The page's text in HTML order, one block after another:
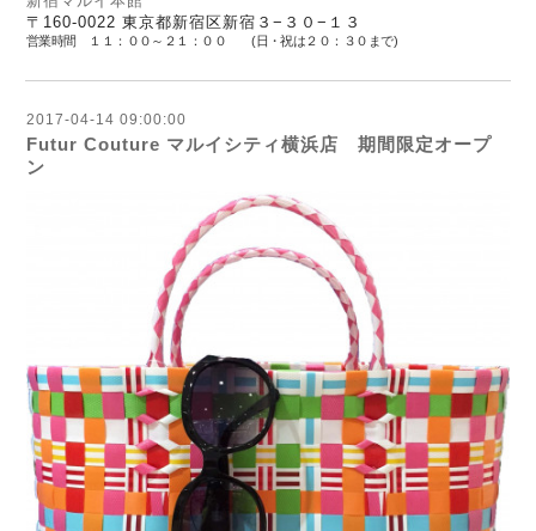
〒160-0022 東京都新宿区新宿３−３０−１３
営業時間 １１：００～２１：００ (日・祝は２０：３０まで)
2017-04-14 09:00:00
Futur Couture マルイシティ横浜店 期間限定オープ
ン